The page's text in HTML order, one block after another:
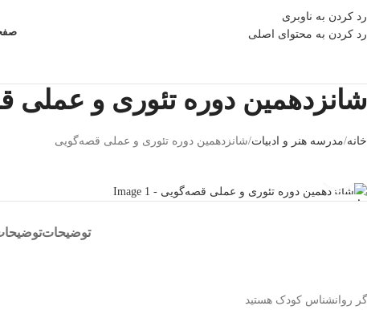
رد کردن به ناوبری
رد کردن به محتوای اصلی
شانزدهمین دوره تئوری و عملی
خانه مدرسه هنر و ادبیات شانزدهمین دوره تئوری و عملی قصه‌گویی
ناموجود
توضیحات
روانشناس کودک هستید